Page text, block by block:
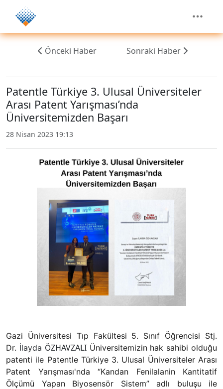
Önceki Haber Sonraki Haber
Patentle Türkiye 3. Ulusal Üniversiteler
Arası Patent Yarışması’nda
Üniversitemizden Başarı
28 Nisan 2023 19:13
Gazi Üniversitesi Tıp Fakültesi 5. Sınıf Öğrencisi Stj.
Dr. İlayda ÖZHAVZALIÜniversitemizin hak sahibi olduğu
patenti ile Patentle Türkiye 3. Ulusal Üniversiteler Arası
Patent Yarışması'nda “Kandan Fenilalanin Kantitatif
Ölçümü Yapan Biyosensör Sistem” adlı buluşu ile